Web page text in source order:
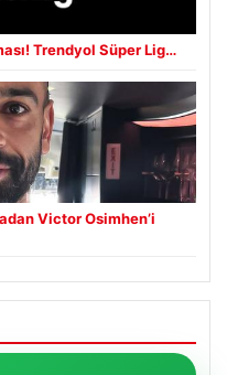
Trendyol Süper Lig…
Victor Osimhen’i